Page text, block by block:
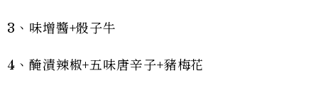
3、味增醬+骰子牛
4、醃漬辣椒+五味唐辛子+豬梅花